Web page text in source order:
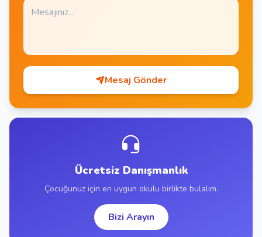
Mesaj Gönder
Ücretsiz Danışmanlık
Çocuğunuz için en uygun okulu birlikte bulalım.
Bizi Arayın